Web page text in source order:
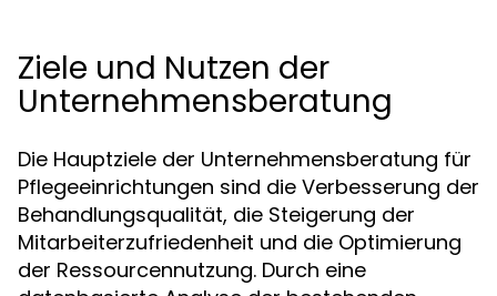
Ziele und Nutzen der
Unternehmensberatung
Die Hauptziele der Unternehmensberatung für
Pflegeeinrichtungen sind die Verbesserung der
Behandlungsqualität, die Steigerung der
Mitarbeiterzufriedenheit und die Optimierung
der Ressourcennutzung. Durch eine